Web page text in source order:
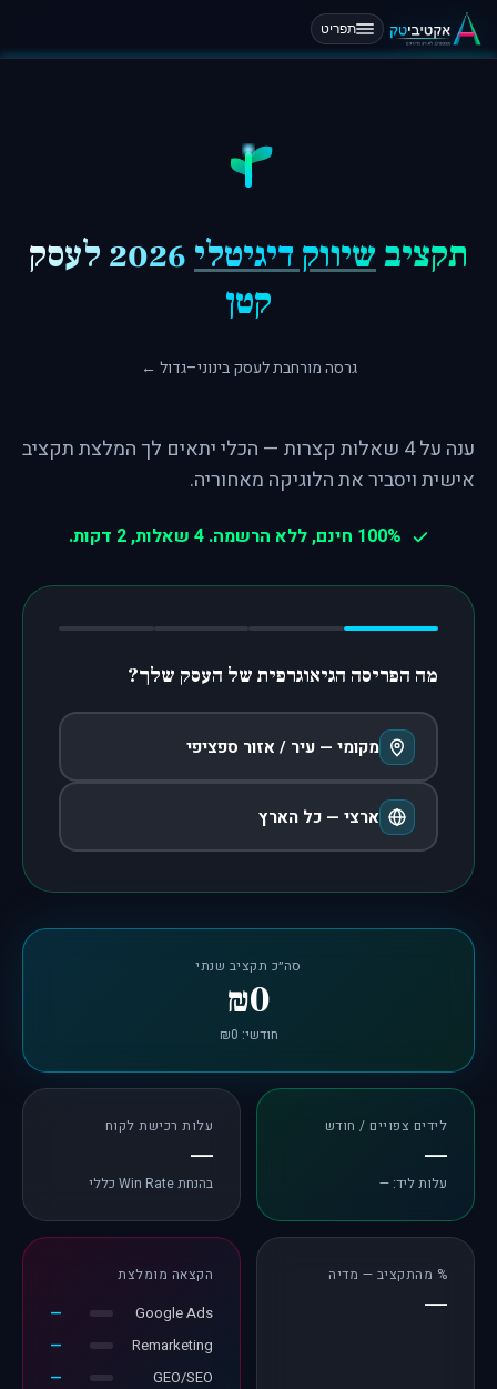
תפריט
תקציבשיווק דיגיטלי
2026 לעסק
קטן
גרסה מורחבת לעסק בינוני–גדול ←
ענה על 4 שאלות קצרות — הכלי יתאים לך המלצת תקציב
אישית ויסביר את הלוגיקה מאחוריה.
מה הפריסה הגיאוגרפית של העסק שלך?
מקומי — עיר / אזור ספציפי
ארצי — כל הארץ
סה״כ תקציב שנתי
₪0
חודשי: ₪0
לידים צפויים / חודש
—
עלות ליד: —
עלות רכישת לקוח
—
בהנחת Win Rate כללי
% מהתקציב — מדיה
—
הקצאה מומלצת
Google Ads
—
Remarketing
—
GEO/SEO
—